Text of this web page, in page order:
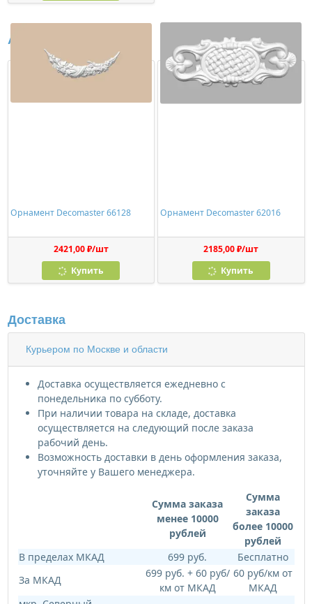
Аналоги
Орнамент Decomaster 66128
2421,00 ₽/шт
Купить
Орнамент Decomaster 62016
2185,00 ₽/шт
Купить
Доставка
Курьером по Москве и области
Доставка осуществляется ежедневно с
понедельника по субботу.
При наличии товара на складе, доставка
осуществляется на следующий после заказа
рабочий день.
Возможность доставки в день оформления заказа,
уточняйте у Вашего менеджера.
Сумма заказа
менее 10000
рублей
Сумма
заказа
более 10000
рублей
В пределах МКАД
699 руб.
Бесплатно
За МКАД
699 руб. + 60 руб/
км от МКАД
60 руб/км от
МКАД